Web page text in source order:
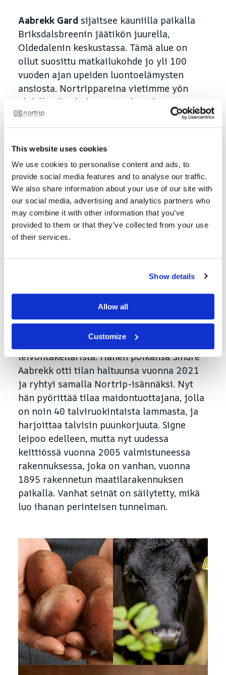
This website uses cookies
We use cookies to personalise content and ads, to
provide social media features and to analyse our traffic.
We also share information about your use of our site with
our social media, advertising and analytics partners who
may combine it with other information that you’ve
provided to them or that they’ve collected from your use
of their services.
Show details
Allow all
Customize
Aabrekk Gard sijaitsee kauniilla paikalla
Briksdalsbreenin jäätikön juurella,
Oldedalenin keskustassa. Tämä alue on
ollut suosittu matkailukohde jo yli 100
vuoden ajan upeiden luontoelämysten
ansiosta. Nortrippareina vietimme yön
yhdellä tilan kolmesta tarkoitukseen
varatusta matkailuautopaikasta, ja
määränpäänä olivat Jotunheimenin
Historiallisista syistä
Signe Aabrekk aloitti elintarvikkeiden
kotileivonta
tilan vanhasta
leivontakellarista. Hänen poikansa Sindre
Aabrekk otti tilan haltuunsa vuonna 2021
ja ryhtyi samalla Nortrip-isännäksi. Nyt
hän pyörittää tilaa maidontuottajana, jolla
on noin 40 talviruokintaista lammasta, ja
harjoittaa talvisin puunkorjuuta. Signe
leipoo edelleen, mutta nyt uudessa
keittiössä vuonna 2005 valmistuneessa
rakennuksessa, joka on vanhan, vuonna
1895 rakennetun maatilarakennuksen
paikalla. Vanhat seinät on säilytetty, mikä
luo ihanan perinteisen tunnelman.